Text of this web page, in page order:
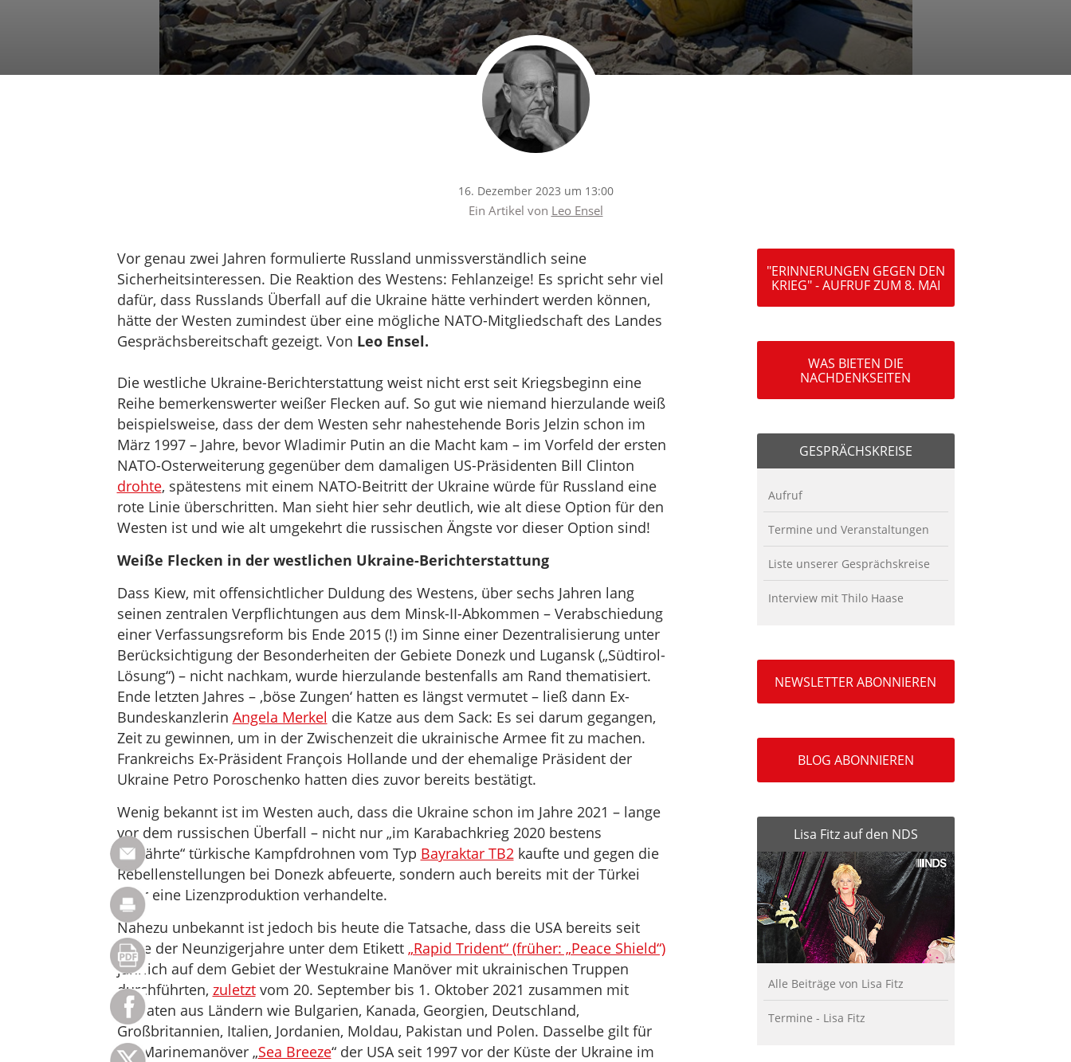
16. Dezember 2023 um 13:00
Ein Artikel von Leo Ensel
Vor genau zwei Jahren formulierte Russland unmissverständlich seine
Sicherheitsinteressen. Die Reaktion des Westens: Fehlanzeige! Es spricht sehr viel
dafür, dass Russlands Überfall auf die Ukraine hätte verhindert werden können,
hätte der Westen zumindest über eine mögliche NATO-Mitgliedschaft des Landes
Gesprächsbereitschaft gezeigt. Von Leo Ensel.
Die westliche Ukraine-Berichterstattung weist nicht erst seit Kriegsbeginn eine
Reihe bemerkenswerter weißer Flecken auf. So gut wie niemand hierzulande weiß
beispielsweise, dass der dem Westen sehr nahestehende Boris Jelzin schon im
März 1997 – Jahre, bevor Wladimir Putin an die Macht kam – im Vorfeld der ersten
NATO-Osterweiterung gegenüber dem damaligen US-Präsidenten Bill Clinton
drohte, spätestens mit einem NATO-Beitritt der Ukraine würde für Russland eine
rote Linie überschritten. Man sieht hier sehr deutlich, wie alt diese Option für den
Westen ist und wie alt umgekehrt die russischen Ängste vor dieser Option sind!
Weiße Flecken in der westlichen Ukraine-Berichterstattung
Dass Kiew, mit offensichtlicher Duldung des Westens, über sechs Jahren lang
seinen zentralen Verpflichtungen aus dem Minsk-II-Abkommen – Verabschiedung
einer Verfassungsreform bis Ende 2015 (!) im Sinne einer Dezentralisierung unter
Berücksichtigung der Besonderheiten der Gebiete Donezk und Lugansk („Südtirol-
Lösung“) – nicht nachkam, wurde hierzulande bestenfalls am Rand thematisiert.
Ende letzten Jahres – ‚böse Zungen‘ hatten es längst vermutet – ließ dann Ex-
Bundeskanzlerin Angela Merkel die Katze aus dem Sack: Es sei darum gegangen,
Zeit zu gewinnen, um in der Zwischenzeit die ukrainische Armee fit zu machen.
Frankreichs Ex-Präsident François Hollande und der ehemalige Präsident der
Ukraine Petro Poroschenko hatten dies zuvor bereits bestätigt.
Wenig bekannt ist im Westen auch, dass die Ukraine schon im Jahre 2021 – lange
vor dem russischen Überfall – nicht nur „im Karabachkrieg 2020 bestens
bewährte“ türkische Kampfdrohnen vom Typ Bayraktar TB2kaufte und gegen die
Rebellenstellungen bei Donezk abfeuerte, sondern auch bereits mit der Türkei
über eine Lizenzproduktion verhandelte.
Nahezu unbekannt ist jedoch bis heute die Tatsache, dass die USA bereits seit
Mitte der Neunzigerjahre unter dem Etikett „Rapid Trident“ (früher: „Peace Shield“)
jährlich auf dem Gebiet der Westukraine Manöver mit ukrainischen Truppen
durchführten, zuletztvom 20. September bis 1. Oktober 2021 zusammen mit
Soldaten aus Ländern wie Bulgarien, Kanada, Georgien, Deutschland,
Großbritannien, Italien, Jordanien, Moldau, Pakistan und Polen. Dasselbe gilt für
die Marinemanöver „Sea Breeze“ der USA seit 1997 vor der Küste der Ukraine im
"ERINNERUNGEN GEGEN DEN
KRIEG" - AUFRUF ZUM 8. MAI
WAS BIETEN DIE
NACHDENKSEITEN
GESPRÄCHSKREISE
Aufruf
Termine und Veranstaltungen
Liste unserer Gesprächskreise
Interview mit Thilo Haase
NEWSLETTER ABONNIEREN
BLOG ABONNIEREN
Lisa Fitz auf den NDS
Alle Beiträge von Lisa Fitz
Termine - Lisa Fitz